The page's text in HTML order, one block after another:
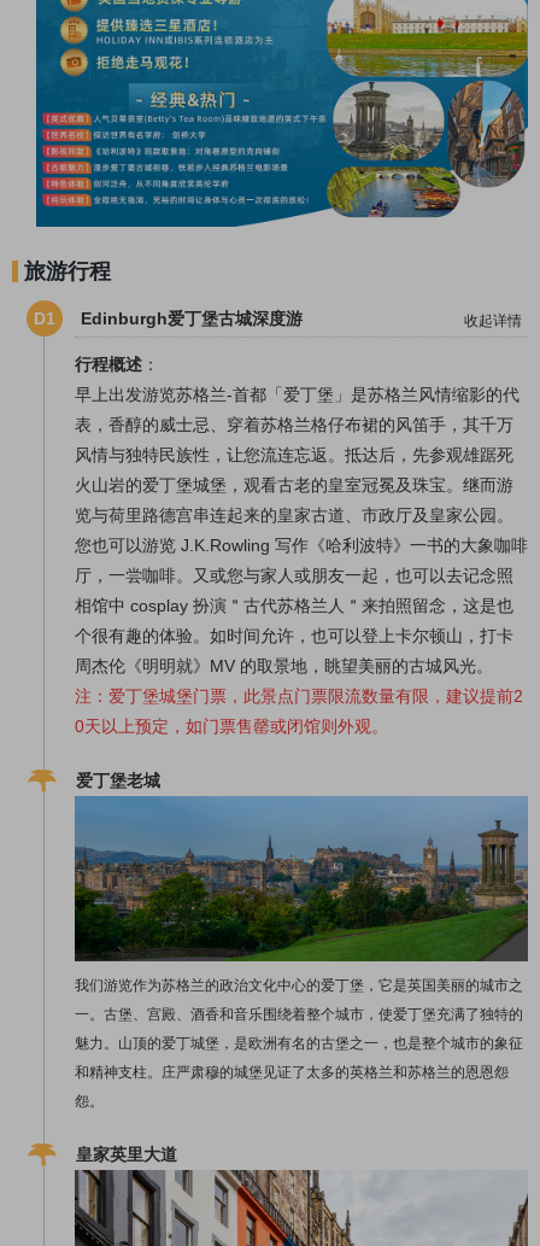
旅游行程
D1 Edinburgh爱丁堡古城深度游 收起详情
行程概述 ：
早上出发游览苏格兰-首都「爱丁堡」是苏格兰风情缩影的代
表，香醇的威士忌、穿着苏格兰格仔布裙的风笛手，其千万
风情与独特民族性，让您流连忘返。抵达后，先参观雄踞死
火山岩的爱丁堡城堡，观看古老的皇室冠冕及珠宝。继而游
览与荷里路德宫串连起来的皇家古道、市政厅及皇家公园。
您也可以游览 J.K.Rowling 写作《哈利波特》一书的大象咖啡
厅，一尝咖啡。又或您与家人或朋友一起，也可以去记念照
相馆中 cosplay 扮演＂古代苏格兰人＂来拍照留念，这是也
个很有趣的体验。如时间允许，也可以登上卡尔顿山，打卡
周杰伦《明明就》MV 的取景地，眺望美丽的古城风光。
注：爱丁堡城堡门票，此景点门票限流数量有限，建议提前2
0天以上预定，如门票售罄或闭馆则外观。
爱丁堡老城
我们游览作为苏格兰的政治文化中心的爱丁堡，它是英国美丽的城市之
一。古堡、宫殿、酒香和音乐围绕着整个城市，使爱丁堡充满了独特的
魅力。山顶的爱丁城堡，是欧洲有名的古堡之一，也是整个城市的象征
和精神支柱。庄严肃穆的城堡见证了太多的英格兰和苏格兰的恩恩怨
怨。
皇家英里大道